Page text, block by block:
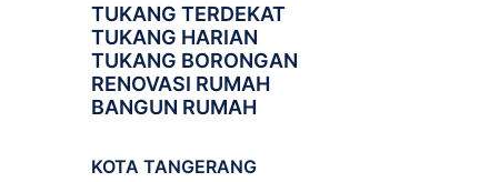
TUKANG TERDEKAT
TUKANG HARIAN
TUKANG BORONGAN
RENOVASI RUMAH
BANGUN RUMAH
KOTA TANGERANG